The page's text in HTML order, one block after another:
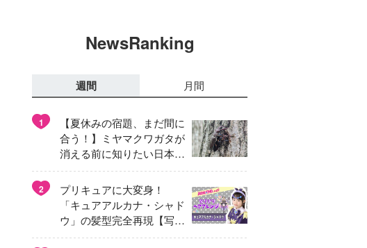
NewsRanking
週間 月間
1
【夏休みの宿題、まだ間に
合う！】ミヤマクワガタが
消える前に知りたい日本の
異変
2
プリキュアに大変身！
「キュアアルカナ・シャド
ウ」の髪型完全再現【写真
解説付き】